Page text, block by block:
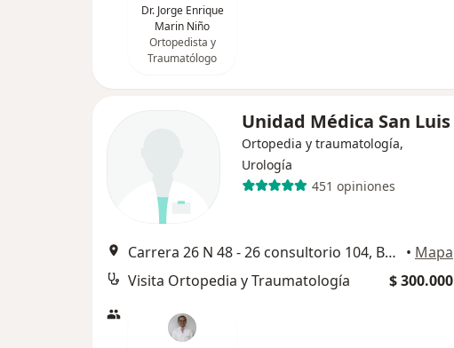
Dr. Jorge Enrique
Marin Niño
Ortopedista y
Traumatólogo
Unidad Médica San Luis
Ortopedia y traumatología,
Urología
451 opiniones
Carrera 26 N 48 - 26 consultorio 104, Bucaramanga • Mapa
Visita Ortopedia y Traumatología
$ 300.000